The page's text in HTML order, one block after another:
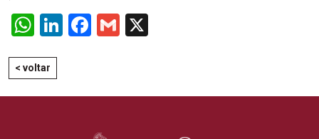
WhatsApp
LinkedIn
Facebook
Gmail
< voltar